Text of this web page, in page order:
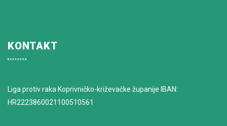
KONTAKT
Liga protiv raka Koprivničko-križevačke županije IBAN:
HR2223860021100510561